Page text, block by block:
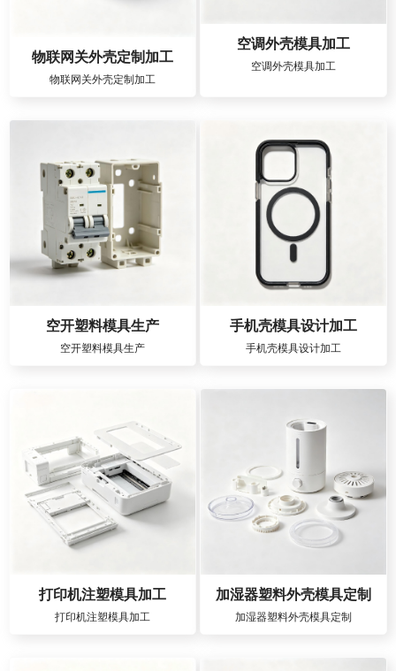
物联网关外壳定制加工
物联网关外壳定制加工
空调外壳模具加工
空调外壳模具加工
空开塑料模具生产
空开塑料模具生产
手机壳模具设计加工
手机壳模具设计加工
打印机注塑模具加工
打印机注塑模具加工
加湿器塑料外壳模具定制
加湿器塑料外壳模具定制